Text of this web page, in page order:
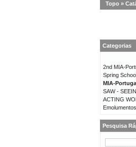
Topo »
Categorias
2nd MIA-
Spring
MIA-
SAW -
ACTING
Emolumentos
Pesquisa